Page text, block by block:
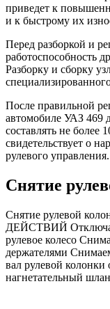
приведет к
и к быстрому их
Перед разборкой и
работоспособность
Разборку и сборку
После правильной
автомобиле УАЗ 469
составлять не более
свидетельствует о
рулевого управления.
Снятие
Снятие рулевой
ДЕЙСТВИЙ
рулевое колесо
держателями
вал рулевой колонки
нагнетательный